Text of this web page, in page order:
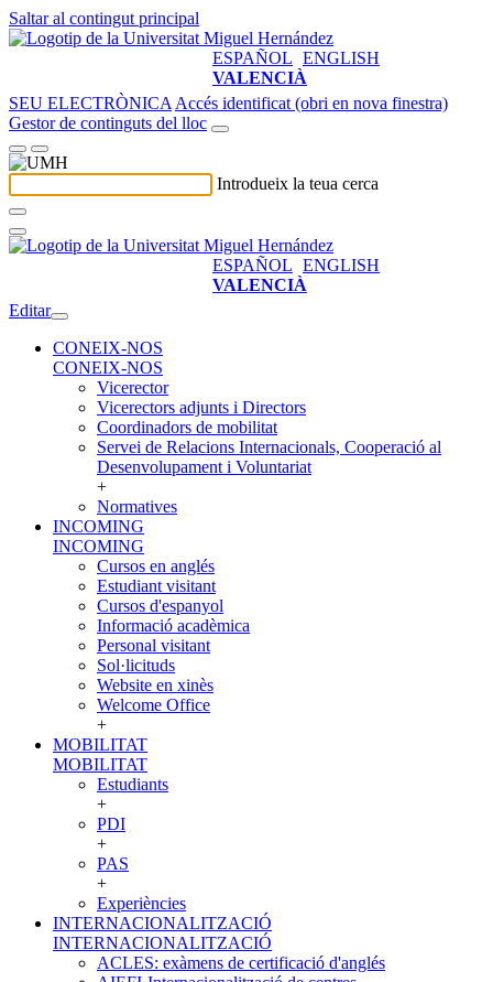
Saltar al contingut principal
ESPAÑOL ENGLISH
VALENCIÀ
SEU ELECTRÒNICA Accés identificat (obri en nova finestra)
Gestor de continguts del lloc
Introdueix la teua cerca
ESPAÑOL ENGLISH
VALENCIÀ
Editar
CONEIX-NOS
CONEIX-NOS
Vicerector
Vicerectors adjunts i Directors
Coordinadors de mobilitat
Servei de Relacions Internacionals, Cooperació al
Desenvolupament i Voluntariat
+
Normatives
INCOMING
INCOMING
Cursos en anglés
Estudiant visitant
Cursos d'espanyol
Informació acadèmica
Personal visitant
Sol·licituds
Website en xinès
Welcome Office
+
MOBILITAT
MOBILITAT
Estudiants
+
PDI
+
PAS
+
Experiències
INTERNACIONALITZACIÓ
INTERNACIONALITZACIÓ
ACLES: exàmens de certificació d'anglés